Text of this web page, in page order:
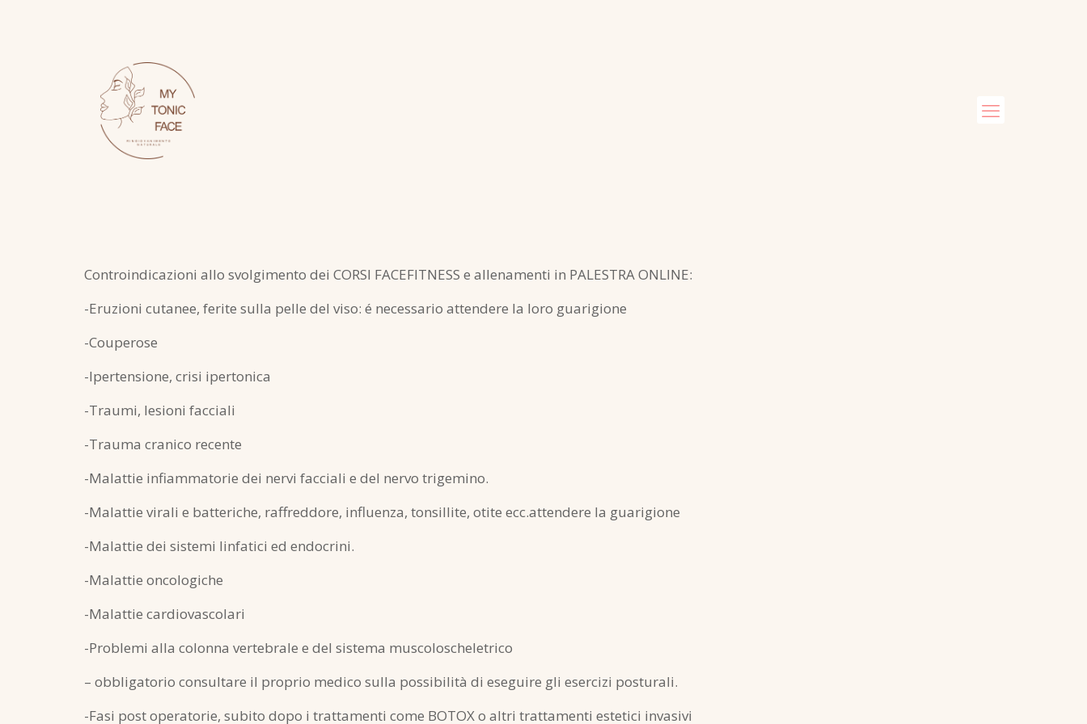
Controindicazioni allo svolgimento dei CORSI FACEFITNESS e allenamenti in PALESTRA ONLINE:
-Eruzioni cutanee, ferite sulla pelle del viso: é necessario attendere la loro guarigione
-Couperose
-Ipertensione, crisi ipertonica
-Traumi, lesioni facciali
-Trauma cranico recente
-Malattie infiammatorie dei nervi facciali e del nervo trigemino.
-Malattie virali e batteriche, raffreddore, influenza, tonsillite, otite ecc.attendere la guarigione
-Malattie dei sistemi linfatici ed endocrini.
-Malattie oncologiche
-Malattie cardiovascolari
-Problemi alla colonna vertebrale e del sistema muscoloscheletrico
– obbligatorio consultare il proprio medico sulla possibilità di eseguire gli esercizi posturali.
-Fasi post operatorie, subito dopo i trattamenti come BOTOX o altri trattamenti estetici invasivi